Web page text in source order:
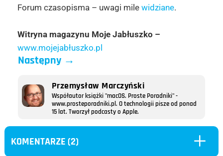
Forum czasopisma – uwagi mile widziane.
Witryna magazynu Moje Jabłuszko –
www.mojejabłuszko.pl
Następny→
Przemysław Marczyński
Współautor książki "macOS. Proste Poradniki" -
www.prosteporadniki.pl. O technologii pisze od ponad
15 lat. Tworzył podcasty o Apple.
KOMENTARZE (2) L